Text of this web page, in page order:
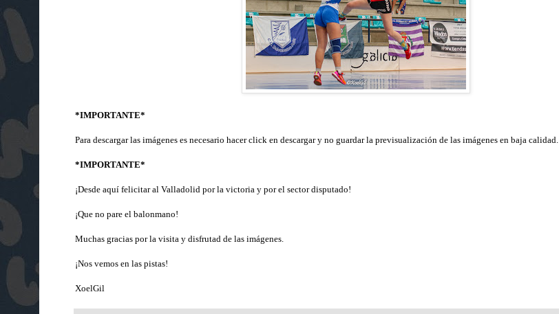
*IMPORTANTE*
Para descargar las imágenes es necesario hacer click en descargar y no guardar la previsualización de las imágenes en baja calidad.
*IMPORTANTE*
¡Desde aquí felicitar al Valladolid por la victoria y por el sector disputado!
¡Que no pare el balonmano!
Muchas gracias por la visita y disfrutad de las imágenes.
¡Nos vemos en las pistas!
XoelGil